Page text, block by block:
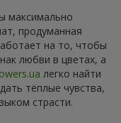
максимально
продуманная
на то, чтобы
любви в цветах, а
легко найти
тёплые чувства,
страсти.